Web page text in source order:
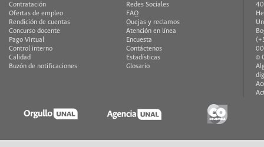
Contratación
Ofertas de empleo
Rendición de cuentas
Concurso docente
Pago Virtual
Control interno
Calidad
Buzón de notificaciones
Redes Sociales
FAQ
Quejas y reclamos
Atención en línea
Encuesta
Contáctenos
Estadísticas
Glosario
©